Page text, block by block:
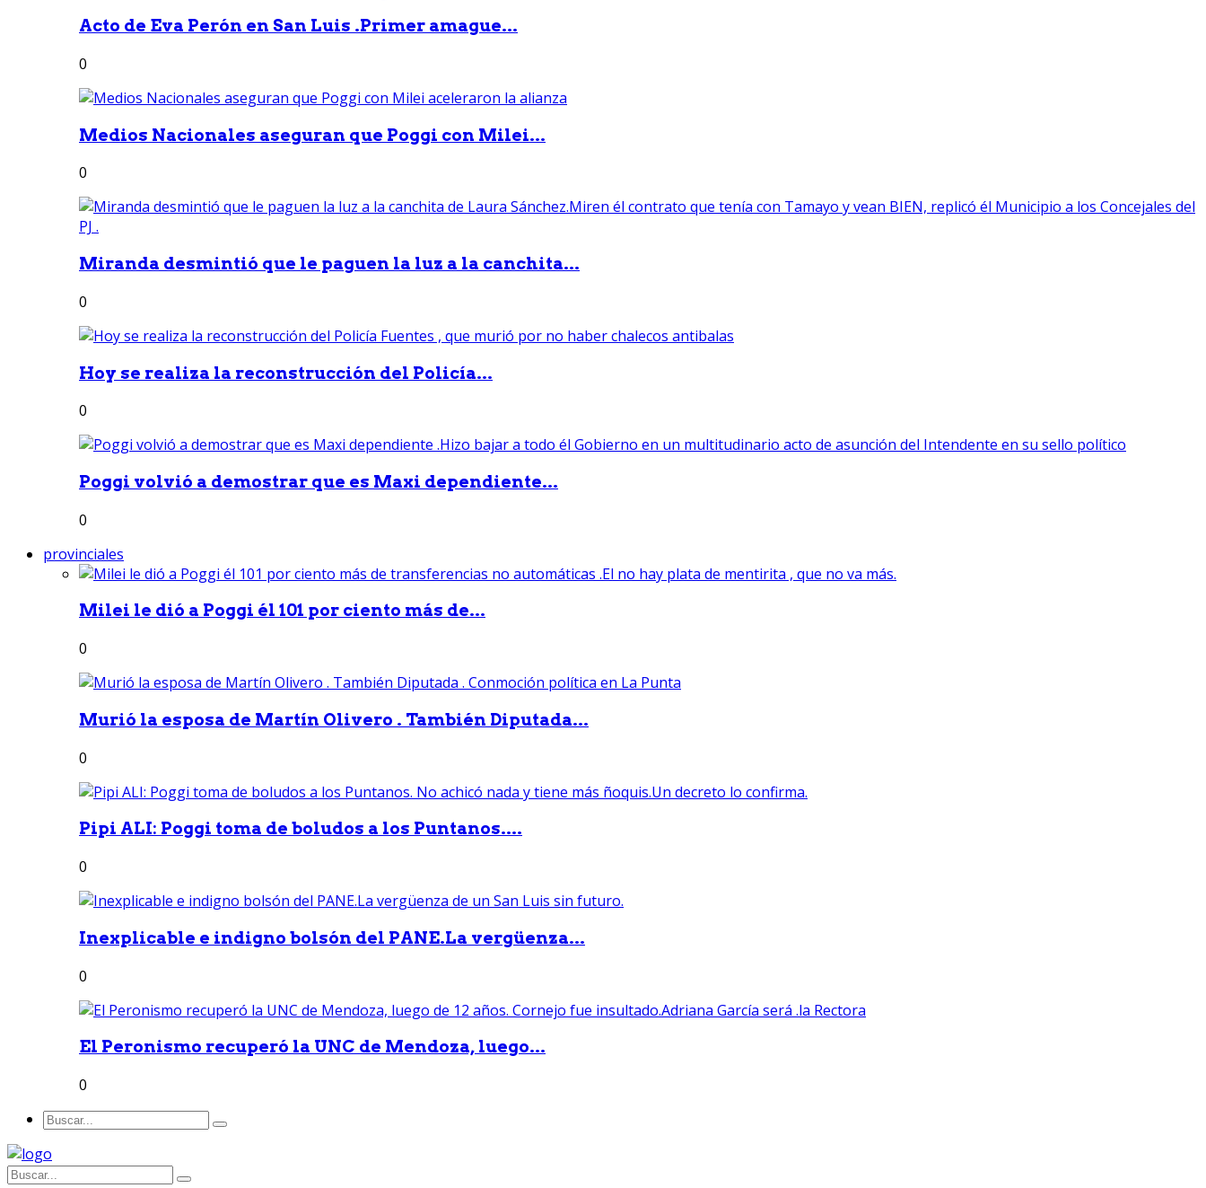
Acto de Eva Perón en San Luis .Primer amague...
0
Medios Nacionales aseguran que Poggi con Milei...
0
Miranda desmintió que le paguen la luz a la canchita...
0
Hoy se realiza la reconstrucción del Policía...
0
Poggi volvió a demostrar que es Maxi dependiente...
0
provinciales
Milei le dió a Poggi él 101 por ciento más de...
0
Murió la esposa de Martín Olivero . También Diputada...
0
Pipi ALI: Poggi toma de boludos a los Puntanos....
0
Inexplicable e indigno bolsón del PANE.La vergüenza...
0
El Peronismo recuperó la UNC de Mendoza, luego...
0